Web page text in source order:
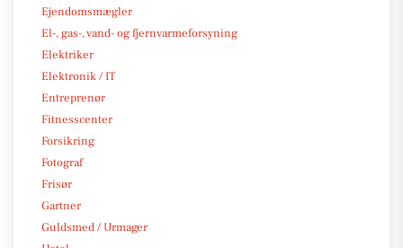
Ejendomsmægler
El-, gas-, vand- og fjernvarmeforsyning
Elektriker
Elektronik / IT
Entreprenør
Fitnesscenter
Forsikring
Fotograf
Frisør
Gartner
Guldsmed / Urmager